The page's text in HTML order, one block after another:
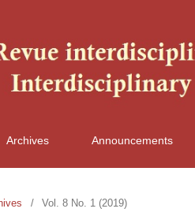
Archives Announcements
/ Vol. 8 No. 1 (2019)